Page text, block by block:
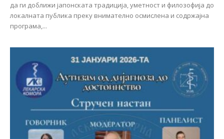
да ги доближи јапонската традиција, уметност и филозофија до
локалната публика преку внимателно осмислена и содржајна
програма,...